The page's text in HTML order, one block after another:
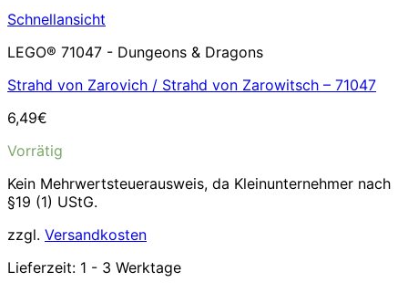
Schnellansicht
LEGO® 71047 - Dungeons & Dragons
Strahd von Zarovich / Strahd von Zarowitsch – 71047
6,49€
Vorrätig
Kein Mehrwertsteuerausweis, da Kleinunternehmer nach
§19 (1) UStG.
zzgl. Versandkosten
Lieferzeit: 1 - 3 Werktage